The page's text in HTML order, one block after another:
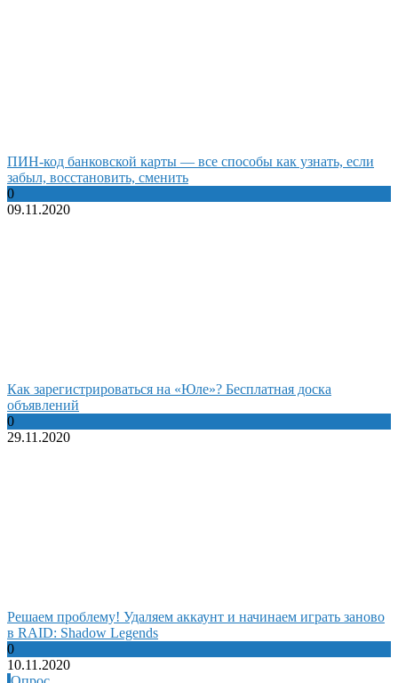
ПИН-код банковской карты — все способы как узнать, если
забыл, восстановить, сменить
0
09.11.2020
Как зарегистрироваться на «Юле»? Бесплатная доска
объявлений
0
29.11.2020
Решаем проблему! Удаляем аккаунт и начинаем играть заново
в RAID: Shadow Legends
0
10.11.2020